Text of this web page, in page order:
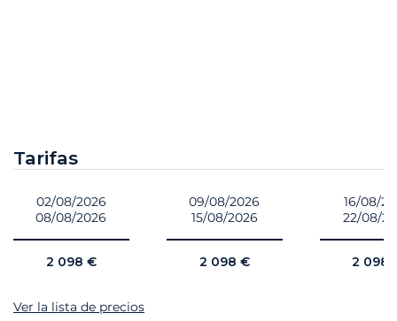
Tarifas
02/08/2026
08/08/2026
2 098 €
09/08/2026
15/08/2026
2 098 €
16/08/
22/08/
2 098
Ver la lista de precios